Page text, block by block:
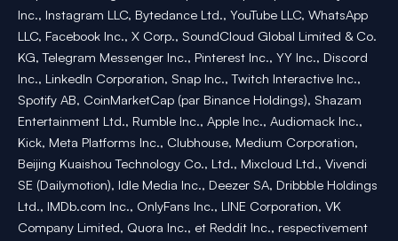
Inc., Instagram LLC, Bytedance Ltd., YouTube LLC, WhatsApp
LLC, Facebook Inc., X Corp., SoundCloud Global Limited & Co.
KG, Telegram Messenger Inc., Pinterest Inc., YY Inc., Discord
Inc., LinkedIn Corporation, Snap Inc., Twitch Interactive Inc.,
Spotify AB, CoinMarketCap (par Binance Holdings), Shazam
Entertainment Ltd., Rumble Inc., Apple Inc., Audiomack Inc.,
Kick, Meta Platforms Inc., Clubhouse, Medium Corporation,
Beijing Kuaishou Technology Co., Ltd., Mixcloud Ltd., Vivendi
SE (Dailymotion), Idle Media Inc., Deezer SA, Dribbble Holdings
Ltd., IMDb.com Inc., OnlyFans Inc., LINE Corporation, VK
Company Limited, Quora Inc., et Reddit Inc., respectivement